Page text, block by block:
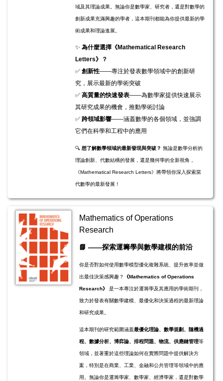
域及其理論成果。無論你是數學家、研究者，還是對數學的
創新成果充滿興趣的學者，這本期刊都能為你提供最新的學
術成果和理論進展。
✨ 為什麼選擇《Mathematical Research
Letters》？
✅ 創新性——專注於發表數學領域中的創新研
究，展示最新的學術突破
✅ 高質量的快速發表——為數學家提供快速展示
其研究成果的機會，推動學術討論
✅ 跨領域影響——涵蓋數學的各個領域，並強調
它們在科學和工程中的應用
🔍 想了解數學領域的最新發現與突破？ 無論是數學分析的
理論創新、代數結構的發展，還是幾何學的全新視角，
《Mathematical Research Letters》將帶領你深入探索當
代數學的最新發展！
Mathematics of Operations
Research
​​​​​📘 ——探索運籌學與數學建模的前沿
你是否對如何使用數學模型優化複雜系統、提升效率並做
出最佳決策感興趣？ 《Mathematics of Operations
Research》 是一本專注於運籌學及其應用的學術期刊，
致力於發表有關數學建模、最優化和決策過程的最新理論
和研究成果。
這本期刊的研究範圍涵蓋最優化理論、數學規劃、隨機過
程、數據分析、博弈論、排程問題、物流、供應鏈管理等
領域，並著重於這些理論如何在實際問題中提供解決方
案，特別是在商業、工業、金融和公共管理等領域中的應
用。無論你是運籌學家、數學家、經濟學家，還是對數學